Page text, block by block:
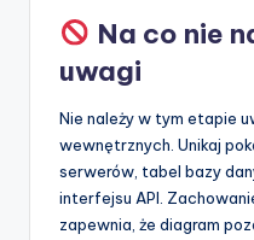
Na co nie
uwagi
Nie należy w tym etapie
wewnętrznych. Unikaj
serwerów, tabel bazy
interfejsu API.
zapewnia, że diagram